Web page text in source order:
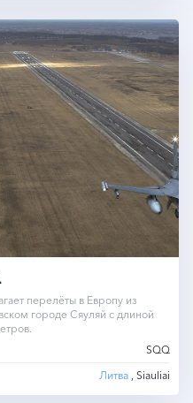
перелёты в Европу из
городе Сяуляй с длиной
SQQ
Литва , Siauliai